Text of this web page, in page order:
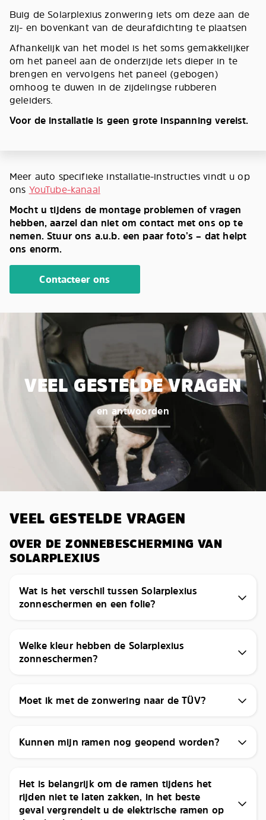
Buig de Solarplexius zonwering iets om deze aan de
zij- en bovenkant van de deurafdichting te plaatsen
Afhankelijk van het model is het soms gemakkelijker
om het paneel aan de onderzijde iets dieper in te
brengen en vervolgens het paneel (gebogen)
omhoog te duwen in de zijdelingse rubberen
geleiders.
Voor de installatie is geen grote inspanning vereist.
Meer auto specifieke installatie-instructies vindt u op
ons YouTube-kanaal
Mocht u tijdens de montage problemen of vragen
hebben, aarzel dan niet om contact met ons op te
nemen. Stuur ons a.u.b. een paar foto’s – dat helpt
ons enorm.
Contacteer ons
VEEL GESTELDE VRAGEN
en antwoorden
VEEL GESTELDE VRAGEN
OVER DE ZONNEBESCHERMING VAN
SOLARPLEXIUS
Wat is het verschil tussen Solarplexius
zonneschermen en een folie?
Welke kleur hebben de Solarplexius
zonneschermen?
Moet ik met de zonwering naar de TÜV?
Kunnen mijn ramen nog geopend worden?
Het is belangrijk om de ramen tijdens het
rijden niet te laten zakken, in het beste
geval vergrendelt u de elektrische ramen op